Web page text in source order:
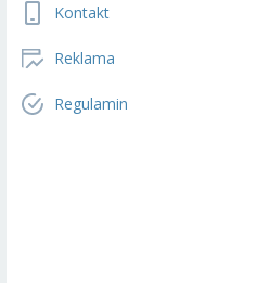
Kontakt
Reklama
Regulamin